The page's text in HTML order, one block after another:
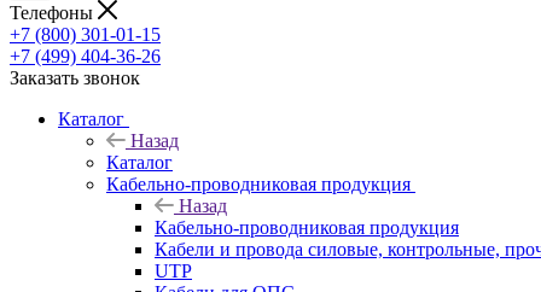
Телефоны
+7 (800) 301-01-15
+7 (499) 404-36-26
Заказать звонок
Каталог
Назад
Каталог
Кабельно-проводниковая продукция
Назад
Кабельно-проводниковая продукция
Кабели и провода силовые, контрольные,
UTP